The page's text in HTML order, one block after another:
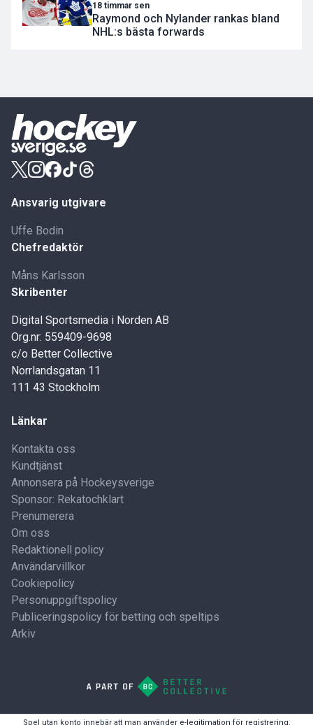
18 timmar sen
Raymond och Nylander rankas bland
NHL:s bästa forwards
Ansvarig utgivare
Uffe Bodin
Chefredaktör
Måns Karlsson
Skribenter
Digital Sportsmedia i Norden AB
Org.nr: 559409-9698
c/o Better Collective
Norrlandsgatan 11
111 43 Stockholm
Länkar
Kontakta oss
Kundtjänst
Annonsera på Hockeysverige
Sponsor: Rekatochklart
Prenumerera
Om oss
Redaktionell policy
Användarvillkor
Cookiepolicy
Personuppgiftspolicy
Publiceringspolicy för betting och speltips
Arkiv
Spel utan konto innebär att man använder e-legitimation för registrering.